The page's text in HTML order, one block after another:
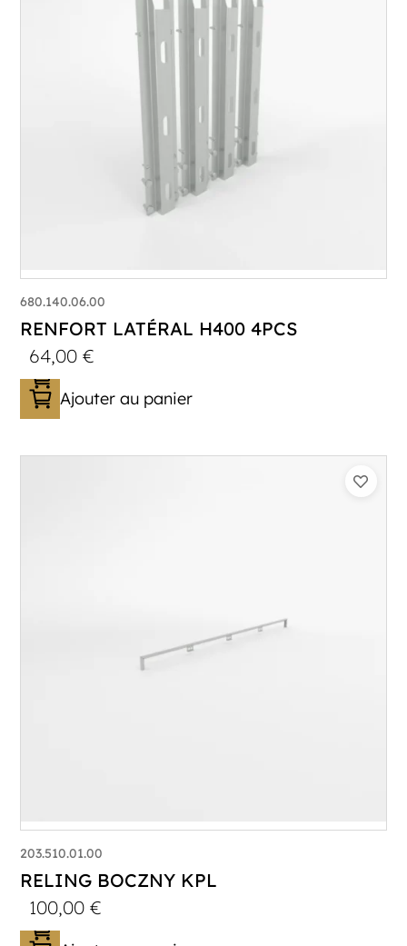
680.140.06.00
RENFORT LATÉRAL H400 4PCS
64,00€
Ajouter au panier
203.510.01.00
RELING BOCZNY KPL
100,00€